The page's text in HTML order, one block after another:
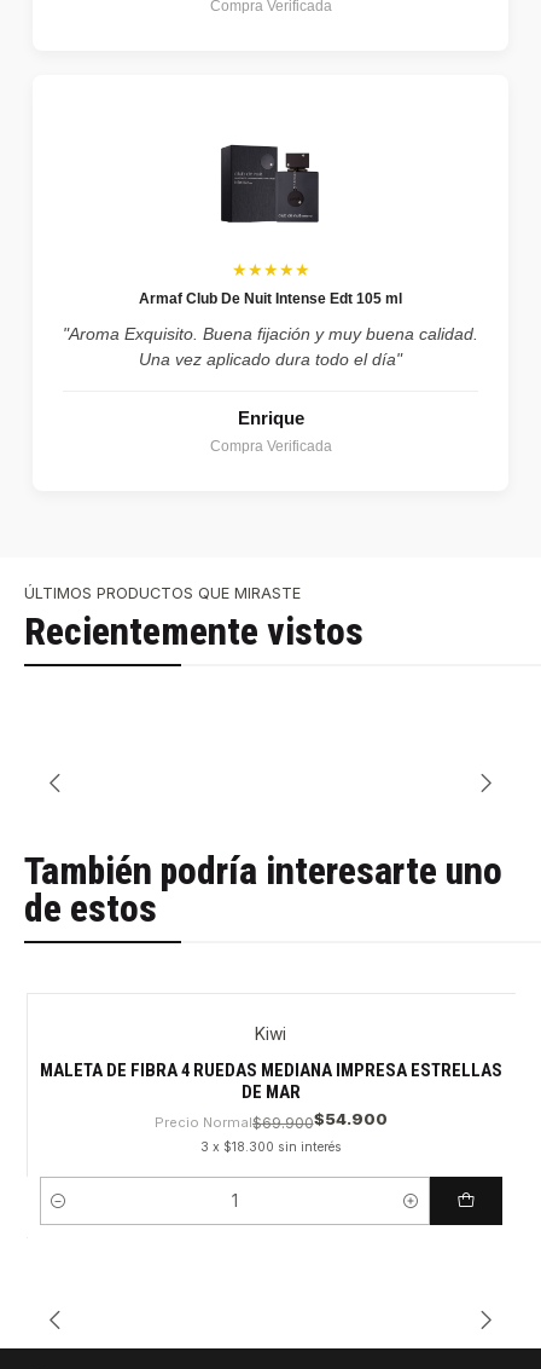
Compra Verificada
★★★★★
Armaf Club De Nuit Intense Edt 105 ml
"Aroma Exquisito. Buena fijación y muy buena calidad.
Una vez aplicado dura todo el día"
Enrique
Compra Verificada
ÚLTIMOS PRODUCTOS QUE MIRASTE
Recientemente vistos
También podría interesarte uno
de estos
Kiwi
MALETA DE FIBRA 4 RUEDAS MEDIANA IMPRESA ESTRELLAS
DE MAR
Precio Normal$69.900$54.900
3 x $18.300 sin interés
Cantidad